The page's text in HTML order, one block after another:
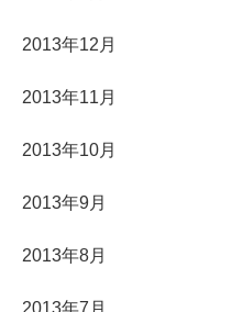
2013年12月
2013年11月
2013年10月
2013年9月
2013年8月
2013年7月